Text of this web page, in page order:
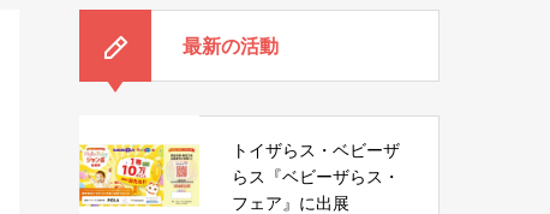
最新の活動
トイザらス・ベビーザ
らス『ベビーザらス・
フェア』に出展